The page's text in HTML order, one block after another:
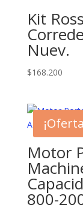
Kit
Nuev.
$168.200
Motor
800-